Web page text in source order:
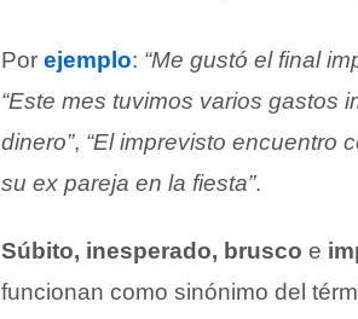
Por ejemplo: “Me gustó el final
“Este mes tuvimos varios gastos
dinero”, “El imprevisto encuentro
su ex pareja en la fiesta”.
Súbito, inesperado, brusco e
funcionan como sinónimo del